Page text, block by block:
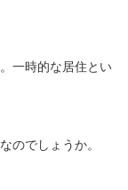
一時的な居住とい
のでしょうか。